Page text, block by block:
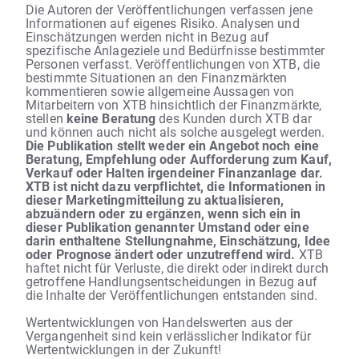
Die Autoren der Veröffentlichungen verfassen jene
Informationen auf eigenes Risiko. Analysen und
Einschätzungen werden nicht in Bezug auf
spezifische Anlageziele und Bedürfnisse bestimmter
Personen verfasst. Veröffentlichungen von XTB, die
bestimmte Situationen an den Finanzmärkten
kommentieren sowie allgemeine Aussagen von
Mitarbeitern von XTB hinsichtlich der Finanzmärkte,
stellen keine Beratungdes Kunden durch XTB dar
und können auch nicht als solche ausgelegt werden.
Die Publikation stellt weder ein Angebot noch eine
Beratung, Empfehlung oder Aufforderung zum Kauf,
Verkauf oder Halten irgendeiner Finanzanlage dar.
XTB ist nicht dazu verpflichtet, die Informationen in
dieser Marketingmitteilung zu aktualisieren,
abzuändern oder zu ergänzen, wenn sich ein in
dieser Publikation genannter Umstand oder eine
darin enthaltene Stellungnahme, Einschätzung, Idee
oder Prognose ändert oder unzutreffend wird. XTB
haftet nicht für Verluste, die direkt oder indirekt durch
getroffene Handlungsentscheidungen in Bezug auf
die Inhalte der Veröffentlichungen entstanden sind.
Wertentwicklungen von Handelswerten aus der
Vergangenheit sind kein verlässlicher Indikator für
Wertentwicklungen in der Zukunft!